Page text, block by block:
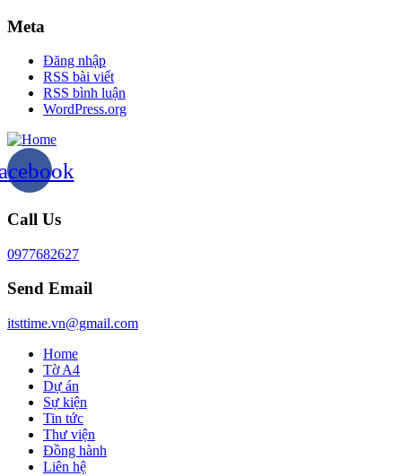
Meta
Đăng nhập
RSS bài viết
RSS bình luận
WordPress.org
Call Us
0977682627
Send Email
itsttime.vn@gmail.com
Home
Tờ A4
Dự án
Sự kiện
Tin tức
Thư viện
Đồng hành
Liên hệ